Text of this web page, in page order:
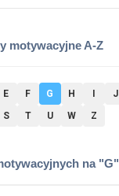
motywacyjne A-Z
E F G H J
S T U W Z
na "G"